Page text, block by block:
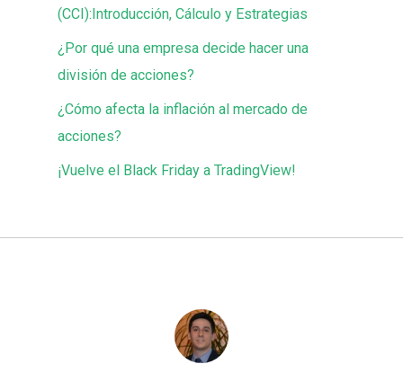
(CCI):Introducción, Cálculo y Estrategias
¿Por qué una empresa decide hacer una
división de acciones?
¿Cómo afecta la inflación al mercado de
acciones?
¡Vuelve el Black Friday a TradingView!